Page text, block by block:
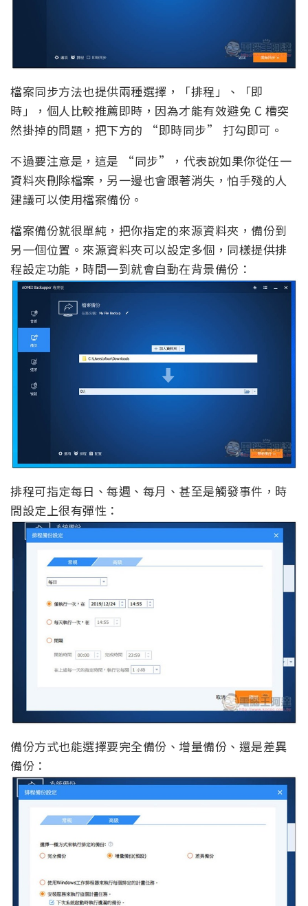
檔案同步方法也提供兩種選擇，「排程」、「即
時」，個人比較推薦即時，因為才能有效避免 C 槽突
然掛掉的問題，把下方的 “即時同步” 打勾即可。
不過要注意是，這是 “同步”，代表說如果你從任一
資料夾刪除檔案，另一邊也會跟著消失，怕手殘的人
建議可以使用檔案備份。
檔案備份就很單純，把你指定的來源資料夾，備份到
另一個位置。來源資料夾可以設定多個，同樣提供排
程設定功能，時間一到就會自動在背景備份：
排程可指定每日、每週、每月、甚至是觸發事件，時
間設定上很有彈性：
備份方式也能選擇要完全備份、增量備份、還是差異
備份：